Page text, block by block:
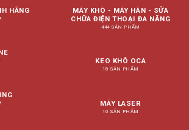
HÃNG
MÁY KHÒ - MÁY HÀN - SỬA
CHỮA ĐIỆN THOẠI ĐA NĂNG
444 SẢN PHẨM
KEO KHÔ OCA
18 SẢN PHẨM
MÁY LASER
10 SẢN PHẨM